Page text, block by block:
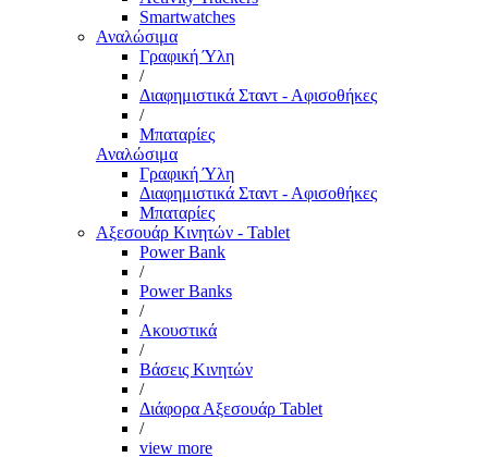
Smartwatches
Αναλώσιμα
Γραφική Ύλη
/
Διαφημιστικά Σταντ - Αφισοθήκες
/
Μπαταρίες
Αναλώσιμα
Γραφική Ύλη
Διαφημιστικά Σταντ - Αφισοθήκες
Μπαταρίες
Αξεσουάρ Κινητών - Tablet
Power Bank
/
Power Banks
/
Ακουστικά
/
Βάσεις Κινητών
/
Διάφορα Αξεσουάρ Tablet
/
view more